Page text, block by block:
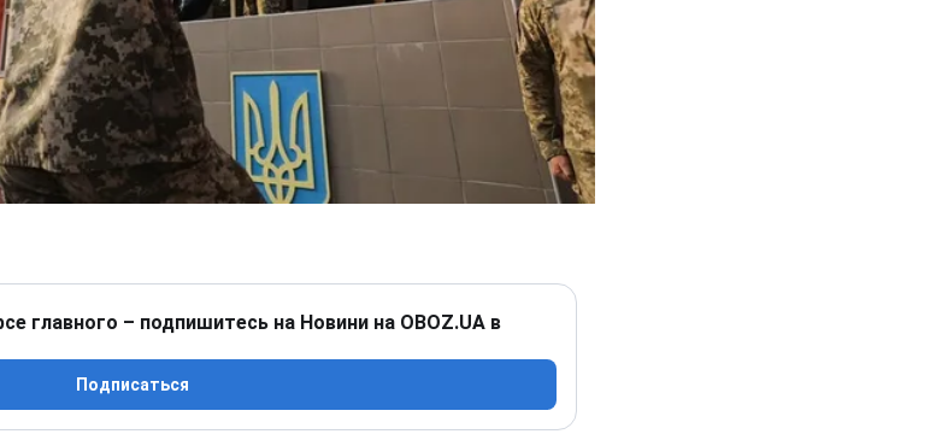
главного – подпишитесь на Новини на OBOZ.UA в
Подписаться